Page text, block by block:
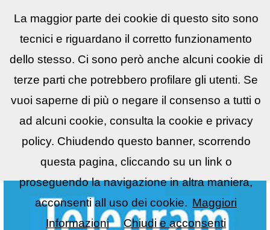
ReflexLIST▼
La maggior parte dei cookie di questo sito sono
tecnici e riguardano il corretto funzionamento
dello stesso. Ci sono però anche alcuni cookie di
terze parti che potrebbero profilare gli utenti. Se
vuoi saperne di più o negare il consenso a tutti o
ad alcuni cookie, consulta la cookie e privacy
policy. Chiudendo questo banner, scorrendo
questa pagina, cliccando su un link o
proseguendo la navigazione in altra maniera,
acconsenti all uso dei cookie. Maggiori
Informazioni
Chiudi e acconsenti